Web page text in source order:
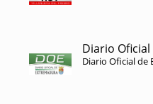
Diario
Diario Oficial de